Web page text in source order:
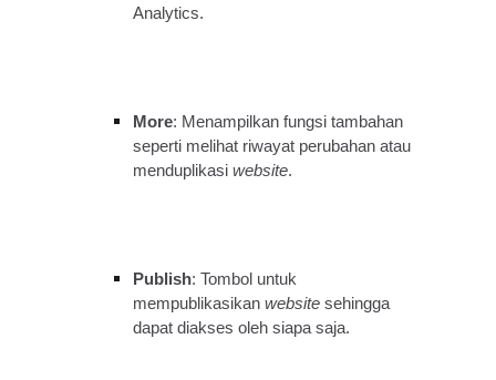
Analytics.
More: Menampilkan fungsi tambahan
seperti melihat riwayat perubahan atau
menduplikasiwebsite.
Publish: Tombol untuk
mempublikasikanwebsite sehingga
dapat diakses oleh siapa saja.